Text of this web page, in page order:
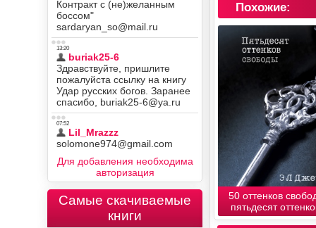
Похожие:
50 оттенков
пятьдесят
Для добавления необходима
авторизация
Самые скачиваемые
книги